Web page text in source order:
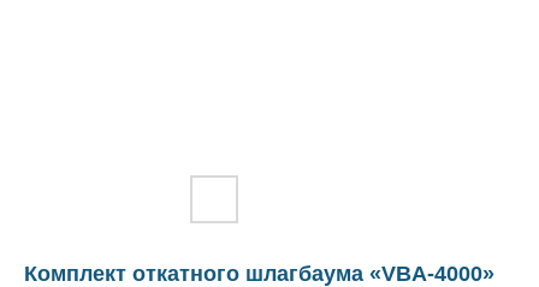
Комплект откатного шлагбаума «VBA-4000»